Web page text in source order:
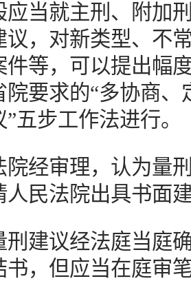
应当就主刑、附加
议，对新类型、不
件等，可以提出幅
院要求的“多协商
五步工作法进行。
审理，认为量刑
人民法院出具书面
议经法庭当庭确
书，但应当在庭审